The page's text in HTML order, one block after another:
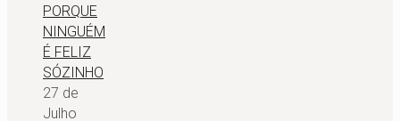
PORQUE
NINGUÉM
É FELIZ
SÓZINHO
27 de
Julho